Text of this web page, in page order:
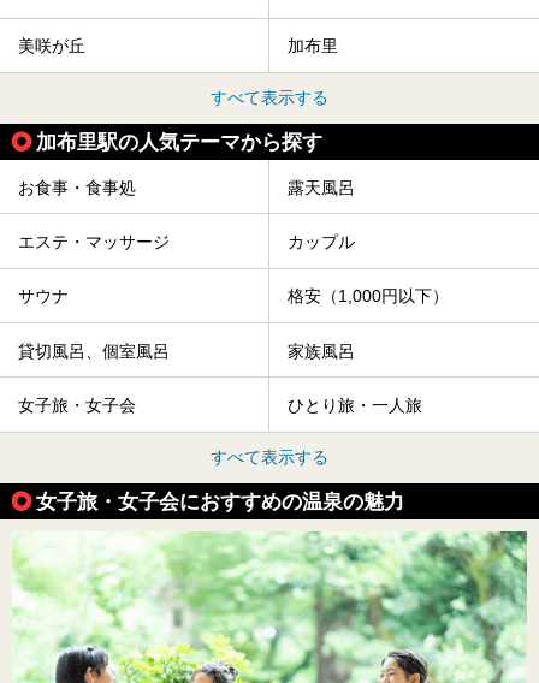
美咲が丘 加布里
すべて表示する
加布里駅の人気テーマから探す
お食事・食事処 露天風呂
エステ・マッサージ カップル
サウナ 格安（1,000円以下）
貸切風呂、個室風呂 家族風呂
女子旅・女子会 ひとり旅・一人旅
すべて表示する
女子旅・女子会におすすめの温泉の魅力